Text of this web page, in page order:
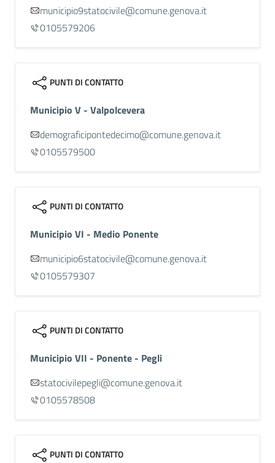
municipio9statocivile@comune.genova.it
0105579206
PUNTI DI CONTATTO
Municipio V - Valpolcevera
demograficipontedecimo@comune.genova.it
0105579500
PUNTI DI CONTATTO
Municipio VI - Medio Ponente
municipio6statocivile@comune.genova.it
0105579307
PUNTI DI CONTATTO
Municipio VII - Ponente - Pegli
statocivilepegli@comune.genova.it
0105578508
PUNTI DI CONTATTO